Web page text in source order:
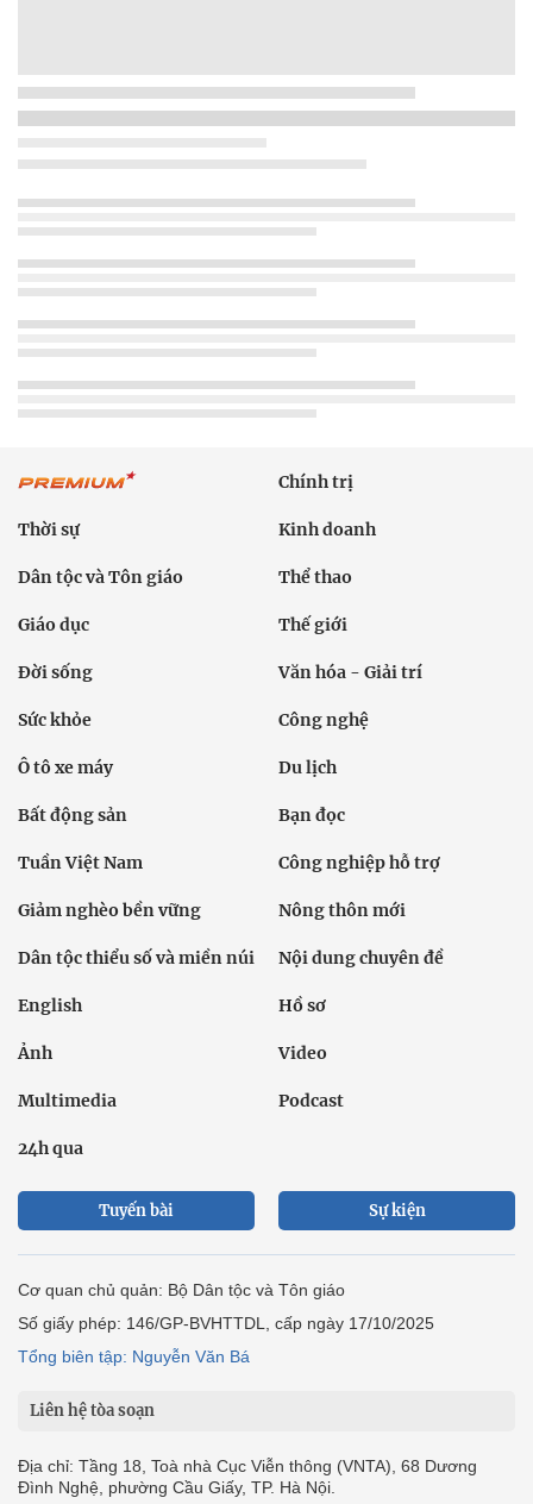
Chính trị
Thời sự Kinh doanh
Dân tộc và Tôn giáo Thể thao
Giáo dục Thế giới
Đời sống Văn hóa - Giải trí
Sức khỏe Công nghệ
Ô tô xe máy Du lịch
Bất động sản Bạn đọc
Tuần Việt Nam Công nghiệp hỗ trợ
Giảm nghèo bền vững Nông thôn mới
Dân tộc thiểu số và miền núi Nội dung chuyên đề
English Hồ sơ
Ảnh Video
Multimedia Podcast
24h qua
Tuyến bài Sự kiện
Cơ quan chủ quản: Bộ Dân tộc và Tôn giáo
Số giấy phép: 146/GP-BVHTTDL, cấp ngày 17/10/2025
Tổng biên tập: Nguyễn Văn Bá
Liên hệ tòa soạn
Địa chỉ: Tầng 18, Toà nhà Cục Viễn thông (VNTA), 68 Dương
Đình Nghệ, phường Cầu Giấy, TP. Hà Nội.